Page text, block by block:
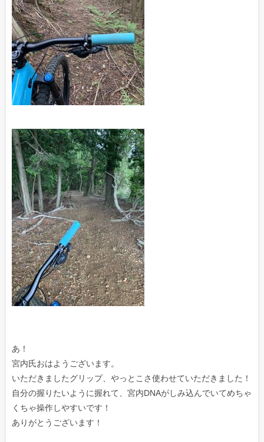
あ！
宮内氏おはようございます。
いただきましたグリップ、やっとこさ使わせていただきました！
自分の握りたいように握れて、宮内DNAがしみ込んでいてめちゃ
くちゃ操作しやすいです！
ありがとうございます！